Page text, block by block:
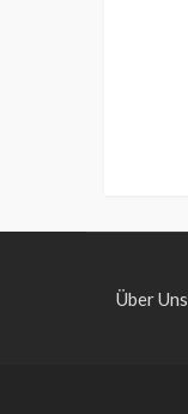
Über Uns